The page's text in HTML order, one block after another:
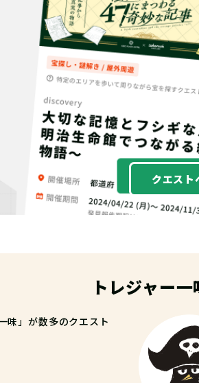
クエスト
トレジャー一
味」が数多のクエスト